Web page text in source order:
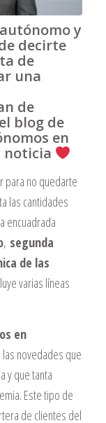
y
decirte
de
una
de
blog de
en
noticia
para no quedarte
las cantidades
encuadrada
, segunda
de las
varias líneas
en
novedades que
y que tanta
Este tipo de
de clientes del